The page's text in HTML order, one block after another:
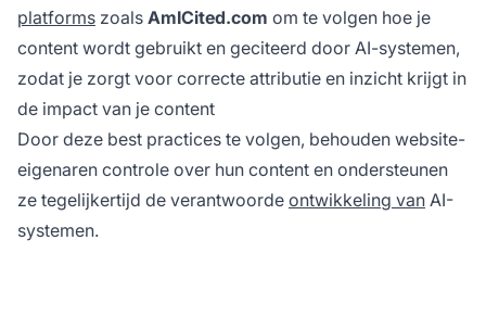
platforms zoals AmICited.com om te volgen hoe je
content wordt gebruikt en geciteerd door AI-systemen,
zodat je zorgt voor correcte attributie en inzicht krijgt in
de impact van je content
Door deze best practices te volgen, behouden website-
eigenaren controle over hun content en ondersteunen
ze tegelijkertijd de verantwoorde ontwikkeling van AI-
systemen.